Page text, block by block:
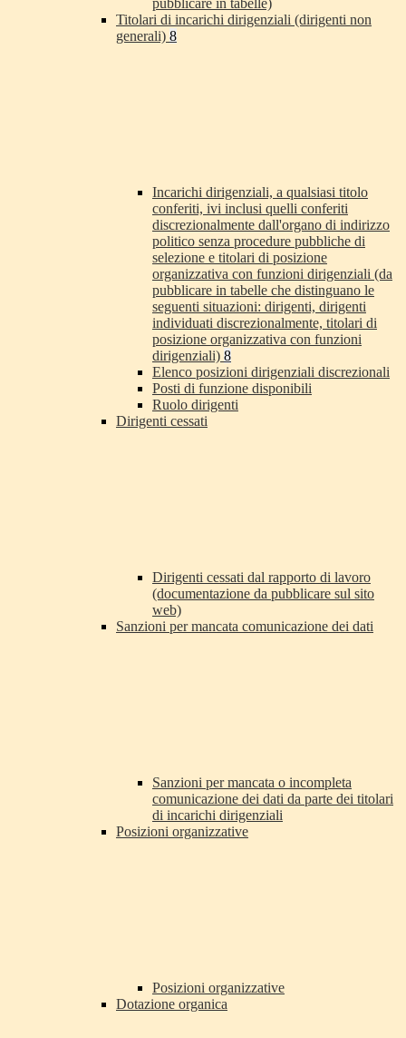
pubblicare in tabelle)
Titolari di incarichi dirigenziali (dirigenti non
generali) 8
Incarichi dirigenziali, a qualsiasi titolo
conferiti, ivi inclusi quelli conferiti
discrezionalmente dall'organo di indirizzo
politico senza procedure pubbliche di
selezione e titolari di posizione
organizzativa con funzioni dirigenziali (da
pubblicare in tabelle che distinguano le
seguenti situazioni: dirigenti, dirigenti
individuati discrezionalmente, titolari di
posizione organizzativa con funzioni
dirigenziali) 8
Elenco posizioni dirigenziali discrezionali
Posti di funzione disponibili
Ruolo dirigenti
Dirigenti cessati
Dirigenti cessati dal rapporto di lavoro
(documentazione da pubblicare sul sito
web)
Sanzioni per mancata comunicazione dei dati
Sanzioni per mancata o incompleta
comunicazione dei dati da parte dei titolari
di incarichi dirigenziali
Posizioni organizzative
Posizioni organizzative
Dotazione organica